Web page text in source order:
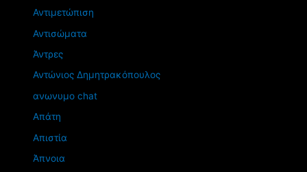
Αντιμετώπιση
Αντισώματα
Άντρες
Αντώνιος Δημητρακόπουλος
ανωνυμο chat
Απάτη
Απιστία
Άπνοια